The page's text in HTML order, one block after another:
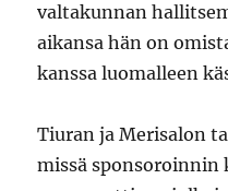
valtakunnan
aikansa hän on
kanssa luomalleen
Tiuran ja Merisalon
missä sponsoroinnin